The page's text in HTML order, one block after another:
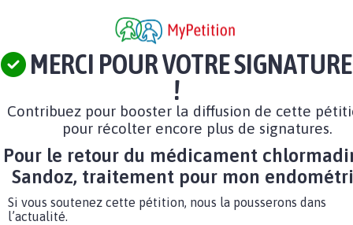
MERCI POUR VOTRE SIGNATURE
!
Contribuez pour booster la diffusion de cette
pour récolter encore plus de signatures.
Pour le retour du médicament
Sandoz, traitement pour mon
Si vous soutenez cette pétition, nous la pousserons dans
l’actualité.